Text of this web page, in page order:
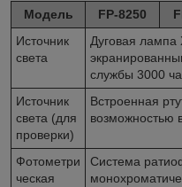
Модель FP-8250
Источник
света
Дуговая
службы 3000
Источник
света (для
проверки)
Встроенная
возможностью
Фотометри
ческая
Система